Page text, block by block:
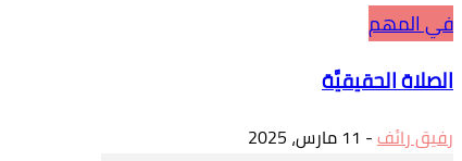
في المهم
الصلاة الحقيقيَّة
رفيق رائف- 11 مارس، 2025